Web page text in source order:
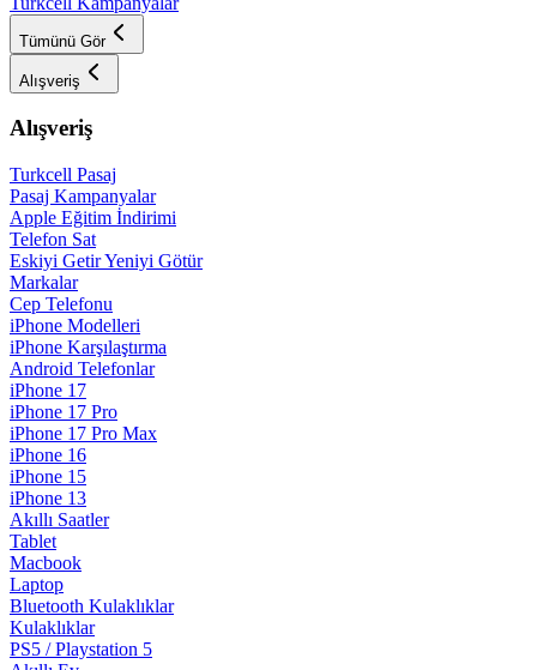
Tümünü Gör
Alışveriş
Alışveriş
Turkcell Pasaj
Pasaj Kampanyalar
Apple Eğitim İndirimi
Telefon Sat
Eskiyi Getir Yeniyi Götür
Markalar
Cep Telefonu
iPhone Modelleri
iPhone Karşılaştırma
Android Telefonlar
iPhone 17
iPhone 17 Pro
iPhone 17 Pro Max
iPhone 16
iPhone 15
iPhone 13
Akıllı Saatler
Tablet
Macbook
Laptop
Bluetooth Kulaklıklar
Kulaklıklar
PS5 / Playstation 5